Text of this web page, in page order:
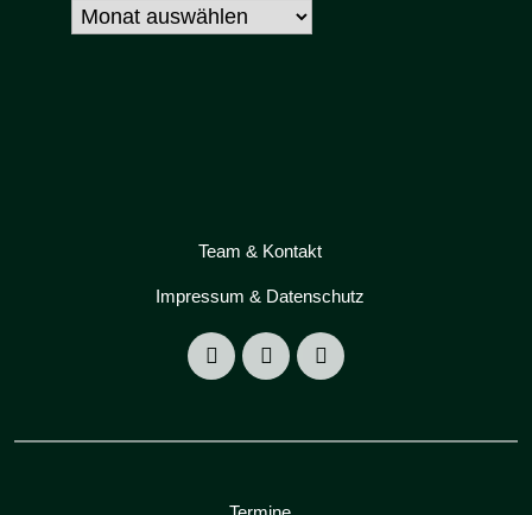
Archiv
Team & Kontakt
Impressum & Datenschutz